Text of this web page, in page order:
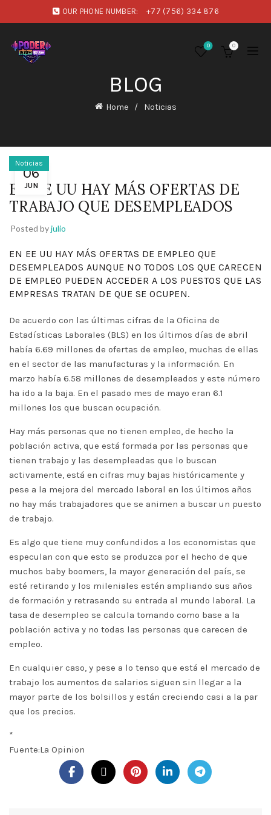
OUR PHONE NUMBER: +77 (756) 334 876
0 0
BLOG
Home Noticias
06
JUN
Noticias
EN EE UU HAY MÁS OFERTAS DE
TRABAJO QUE DESEMPLEADOS
Posted byjulio
EN EE UU HAY MÁS OFERTAS DE EMPLEO QUE
DESEMPLEADOS AUNQUE NO TODOS LOS QUE CARECEN
DE EMPLEO PUEDEN ACCEDER A LOS PUESTOS QUE LAS
EMPRESAS TRATAN DE QUE SE OCUPEN.
De acuerdo con las últimas cifras de la Oficina de
Estadísticas Laborales (BLS) en los últimos días de abril
había 6.69 millones de ofertas de empleo, muchas de ellas
en el sector de las manufacturas y la información. En
marzo había 6.58 millones de desempleados y este número
ha ido a la baja. En el pasado mes de mayo eran 6.1
millones los que buscan ocupación.
Hay más personas que no tienen empleo, de hecho la
población activa, que está formada por las personas que
tienen trabajo y las desempleadas que lo buscan
activamente, está en cifras muy bajas históricamente y
pese a la mejora del mercado laboral en los últimos años
no hay más trabajadores que se animen a buscar un puesto
de trabajo.
Es algo que tiene muy confundidos a los economistas que
especulan con que esto se produzca por el hecho de que
muchos baby boomers, la mayor generación del país, se
esté retirando y los mileniales estén ampliando sus años
de formación y retrasando su entrada al mundo laboral. La
tasa de desempleo se calcula tomando como base a la
población activa y no todas las personas que carecen de
empleo.
En cualquier caso, y pese a lo tenso que está el mercado de
trabajo los aumentos de salarios siguen sin llegar a la
mayor parte de los bolsillos y están creciendo casi a la par
que los precios.
*
Fuente:La Opinion